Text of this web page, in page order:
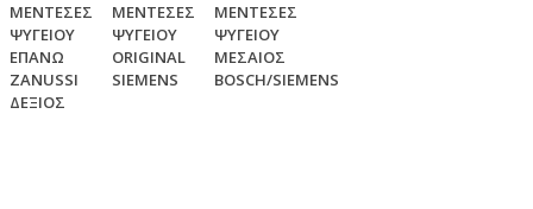
ΜΕΝΤΕΣΕΣ
ΨΥΓΕΙΟΥ
ΕΠΑΝΩ
ZANUSSI
ΔΕΞΙΟΣ
ΜΕNTΕΣΕΣ
ΨΥΓΕΙΟΥ
ORIGINAL
SIEMENS
ΜΕΝΤΕΣΕΣ
ΨΥΓΕΙΟΥ
ΜΕΣΑΙΟΣ
BOSCH/SIEMENS